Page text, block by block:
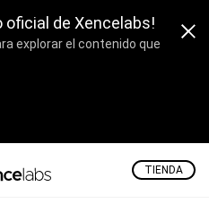
oficial de Xencelabs!
explorar el contenido que
TIENDA